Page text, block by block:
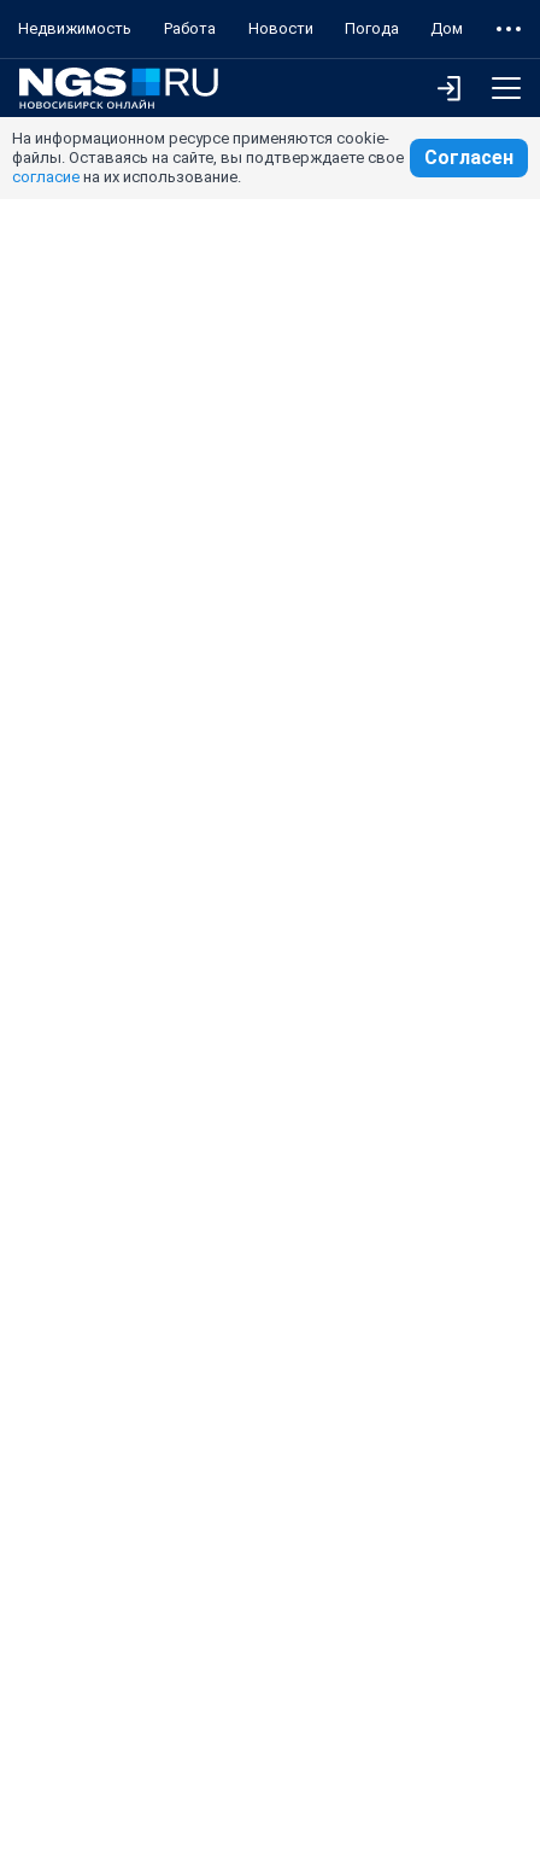
Недвижимость Работа Новости Погода Дом
На информационном ресурсе применяются cookie-
файлы. Оставаясь на сайте, вы подтверждаете свое
согласие на их использование.
Согласен